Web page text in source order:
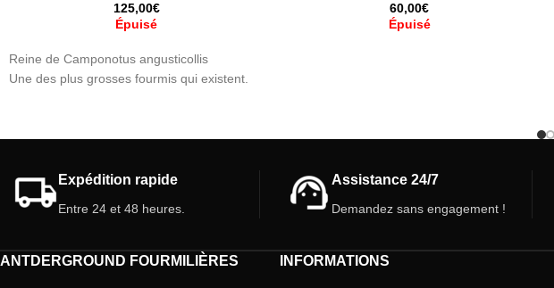
125,00€
Épuisé
Reine de Camponotus angusticollis
Une des plus grosses fourmis qui existent.
60,00€
Épuisé
Expédition rapide
Entre 24 et 48 heures.
Assistance 24/7
Demandez sans engagement !
ANTDERGROUND FOURMILIÈRES INFORMATIONS